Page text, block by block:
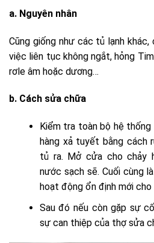
a. Nguyên nhân
Cũng giống như các tủ lạnh
việc liên tục không ngắt, hỏng
rơle âm hoặc dương…
b. Cách sửa chữa
Kiểm tra toàn bộ hệ thống
hàng xả tuyết bằng cách
tủ ra. Mở cửa cho chảy
nước sạch sẽ. Cuối cùng
hoạt động ổn định mới
Sau đó nếu còn gặp sự
sự can thiệp của thợ sửa